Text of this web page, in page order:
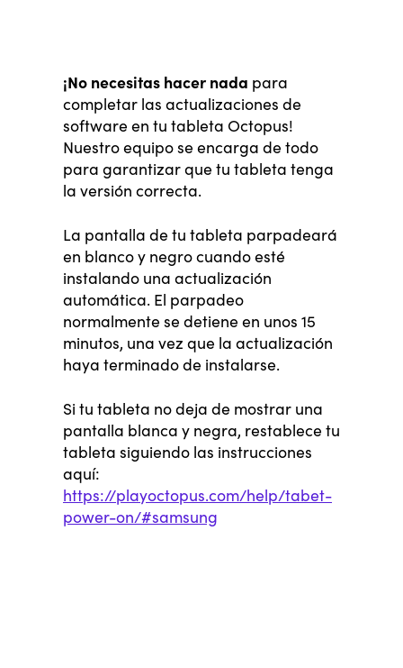
¡No necesitas hacer nada para
completar las actualizaciones de
software en tu tableta Octopus!
Nuestro equipo se encarga de todo
para garantizar que tu tableta tenga
la versión correcta.
La pantalla de tu tableta parpadeará
en blanco y negro cuando esté
instalando una actualización
automática. El parpadeo
normalmente se detiene en unos 15
minutos, una vez que la actualización
haya terminado de instalarse.
Si tu tableta no deja de mostrar una
pantalla blanca y negra, restablece tu
tableta siguiendo las instrucciones
aquí:
https://playoctopus.com/help/tabet-
power-on/#samsung